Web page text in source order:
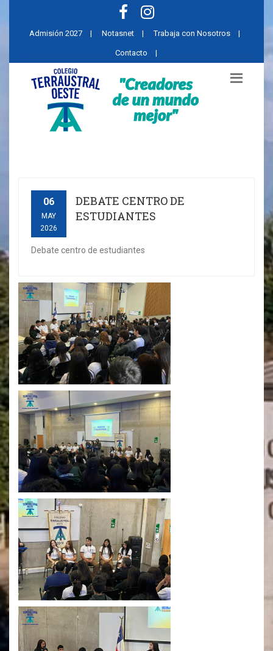
Admisión 2027 | Notasnet | Trabaja con Nosotros |
Contacto |
06
MAY
2026
DEBATE CENTRO DE
ESTUDIANTES
Debate centro de estudiantes